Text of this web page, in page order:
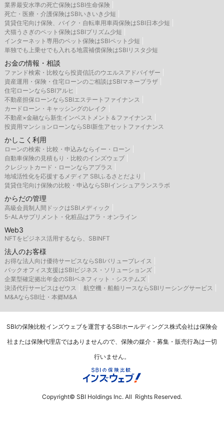
業界最安水準の死亡保険はSBI生命保険
死亡・医療・介護保険はSBIいきいき少短
賃貸住宅向け保険、バイク・自転車用車両保険はSBI日本少短
犬猫うさぎのペット保険はSBIプリズム少短
インターネット専用のペット保険はSBIペット少短
単独でも上乗せでも入れる地震補償保険はSBIリスタ少短
お金の情報・相談
ファンド検索・比較なら投資信託のウエルスアドバイザー
資産運用・保険・住宅ローンのご相談はSBIマネープラザ
住宅ローンならSBIアルヒ
不動産担保ローンならSBIエステートファイナンス
カードローン・キャッシングのレイク
不動産×金融なら新生インベストメント＆ファイナンス
投資用マンションローンならSBI新生アセットファイナンス
かしこく利用
ローンの検索・比較・申込みならイー・ローン
自動車保険の見積もり・比較のインズウェブ
クレジットカード・ローンならアプラス
地域活性化を応援するメディア SBIふるさとだより
賃貸住宅向け保険の比較・申込ならSBIインシュアランスラボ
からだの管理
高級会員制人間ドックはSBIメディック
5-ALAサプリメント・化粧品はアラ・オンライン
Web3
NFTをビジネス活用するなら、SBINFT
法人のお客様
お得な法人向け優待サービスならSBIバリュープレイス
バックオフィス支援はSBIビジネス・ソリューションズ
企業型確定拠出年金のSBIベネフィット・システムズ
決済代行サービスはゼウス
航空機・船舶リースならSBIリーシングサービス
M&AならSBI辻・本郷M&A
SBIの保険比較インズウェブを運営するSBIホールディングス株式会社は保険会
社または保険代理店ではありませんので、保険の媒介・募集・販売行為は一切
行いません。
Copyright© SBI Holdings Inc. All Rights Reserved.